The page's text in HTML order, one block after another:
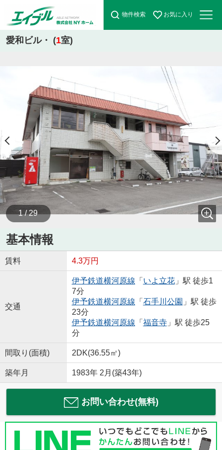
物件検索 お気に入り
愛和ビル・ (1室)
1 / 29
基本情報
賃料 4.3万円
交通
伊予鉄道横河原線 「 いよ立花」駅 徒歩1
7分
伊予鉄道横河原線 「 石手川公園 」駅 徒歩
23分
伊予鉄道横河原線 「 福音寺」駅 徒歩25
分
間取り(面積) 2DK(36.55㎡)
築年月 1983年 2月(築43年)
お問い合わせ(無料)